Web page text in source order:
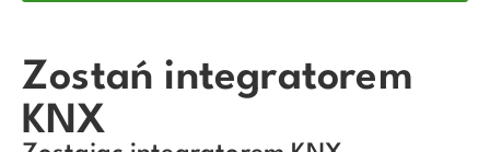
Zostań integratorem
KNX